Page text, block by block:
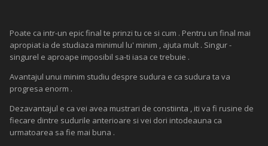
Poate ca intr-un epic final te prinzi tu ce si cum . Pentru un final mai
apropiat ia de studiaza minimul lu' minim , ajuta mult . Singur -
singurel e aproape imposibil sa-ti iasa ce trebuie .
Avantajul unui minim studiu despre sudura e ca sudura ta va
progresa enorm .
Dezavantajul e ca vei avea mustrari de constiinta , iti va fi rusine de
fiecare dintre sudurile anterioare si vei dori intodeauna ca
urmatoarea sa fie mai buna .